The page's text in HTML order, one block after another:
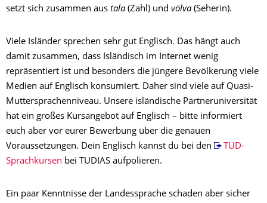
setzt sich zusammen aus tala(Zahl) und völva(Seherin).
Viele Isländer sprechen sehr gut Englisch. Das hängt auch
damit zusammen, dass Isländisch im Internet wenig
repräsentiert ist und besonders die jüngere Bevölkerung viele
Medien auf Englisch konsumiert. Daher sind viele auf Quasi-
Muttersprachenniveau. Unsere isländische Partneruniversität
hat ein großes Kursangebot auf Englisch – bitte informiert
euch aber vor eurer Bewerbung über die genauen
Voraussetzungen. Dein Englisch kannst du bei den
TUD-
Sprachkursen bei TUDIAS aufpolieren.
Ein paar Kenntnisse der Landessprache schaden aber sicher